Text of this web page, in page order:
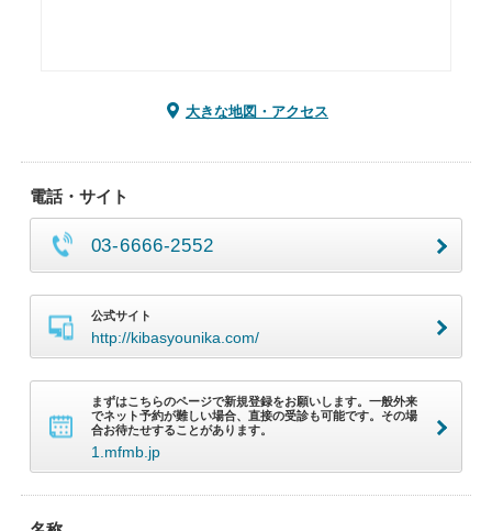
大きな地図・アクセス
電話・サイト
03-6666-2552
公式サイト
http://kibasyounika.com/
まずはこちらのページで新規登録をお願いします。一般外来
でネット予約が難しい場合、直接の受診も可能です。その場
合お待たせすることがあります。
1.mfmb.jp